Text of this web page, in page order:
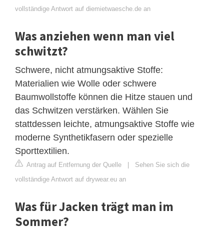
vollständige Antwort auf diemietwaesche.de an
Was anziehen wenn man viel
schwitzt?
Schwere, nicht atmungsaktive Stoffe:
Materialien wie Wolle oder schwere
Baumwollstoffe können die Hitze stauen und
das Schwitzen verstärken. Wählen Sie
stattdessen leichte, atmungsaktive Stoffe wie
moderne Synthetikfasern oder spezielle
Sporttextilien.
Antrag auf Entfernung der Quelle | Sehen Sie sich die
vollständige Antwort auf drywear.eu an
Was für Jacken trägt man im
Sommer?